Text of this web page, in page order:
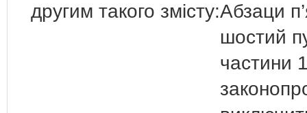
другим такого змісту:Абзаци
шостий
частини